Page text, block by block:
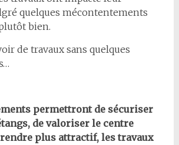
quelques mécontentements
bien.
de travaux sans quelques
permettront de sécuriser
de valoriser le centre
plus attractif, les travaux